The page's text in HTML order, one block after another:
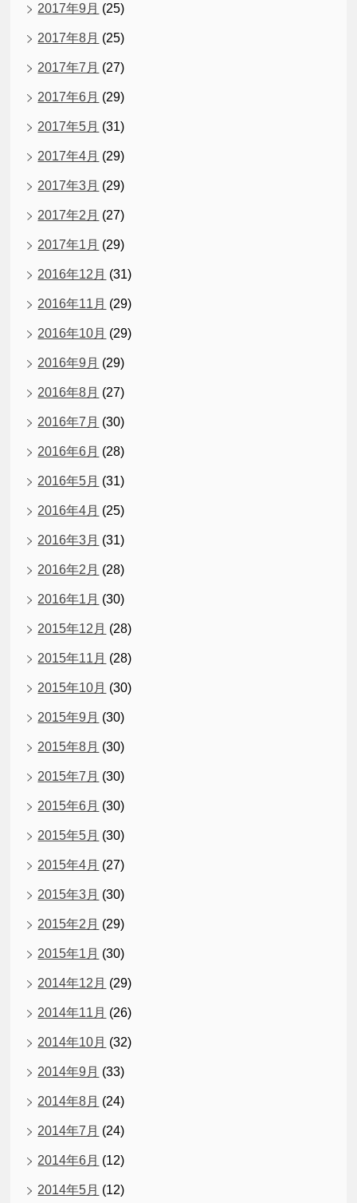
2017年9月 (25)
2017年8月 (25)
2017年7月 (27)
2017年6月 (29)
2017年5月 (31)
2017年4月 (29)
2017年3月 (29)
2017年2月 (27)
2017年1月 (29)
2016年12月 (31)
2016年11月 (29)
2016年10月 (29)
2016年9月 (29)
2016年8月 (27)
2016年7月 (30)
2016年6月 (28)
2016年5月 (31)
2016年4月 (25)
2016年3月 (31)
2016年2月 (28)
2016年1月 (30)
2015年12月 (28)
2015年11月 (28)
2015年10月 (30)
2015年9月 (30)
2015年8月 (30)
2015年7月 (30)
2015年6月 (30)
2015年5月 (30)
2015年4月 (27)
2015年3月 (30)
2015年2月 (29)
2015年1月 (30)
2014年12月 (29)
2014年11月 (26)
2014年10月 (32)
2014年9月 (33)
2014年8月 (24)
2014年7月 (24)
2014年6月 (12)
2014年5月 (12)